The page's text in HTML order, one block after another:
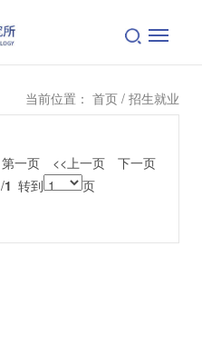
当前位置： 首页 / 招生就业
第一页 <<上一页
下一页
/1 转到 页